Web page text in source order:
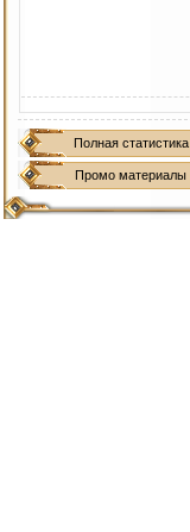
Полная статистика
Промо материалы